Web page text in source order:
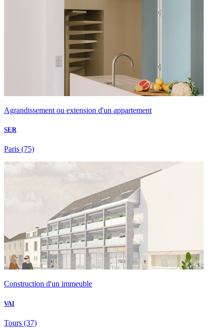
Agrandissement ou extension d'un appartement
SER
Paris (75)
Construction d'un immeuble
VAI
Tours (37)